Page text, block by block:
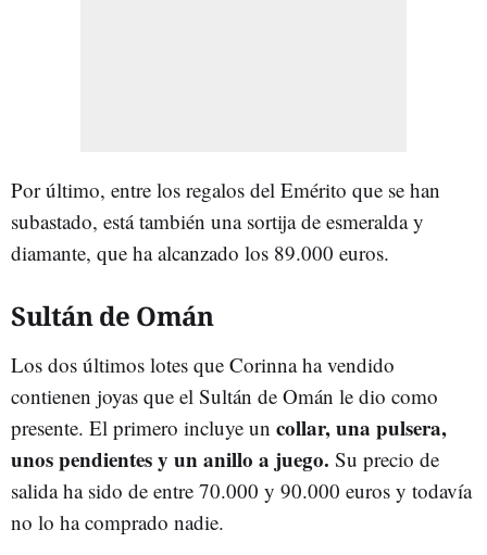
Por último, entre los regalos del Emérito que se han
subastado, está también una sortija de esmeralda y
diamante, que ha alcanzado los 89.000 euros.
Sultán de Omán
Los dos últimos lotes que Corinna ha vendido
contienen joyas que el Sultán de Omán le dio como
presente. El primero incluye un collar, una pulsera,
unos pendientes y un anillo a juego. Su precio de
salida ha sido de entre 70.000 y 90.000 euros y todavía
no lo ha comprado nadie.